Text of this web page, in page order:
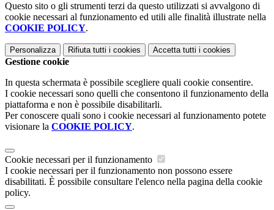
Questo sito o gli strumenti terzi da questo utilizzati si avvalgono di
cookie necessari al funzionamento ed utili alle finalità illustrate nella
COOKIE POLICY.
Personalizza Rifiuta tutti i cookies Accetta tutti i cookies
Gestione cookie
In questa schermata è possibile scegliere quali cookie consentire.
I cookie necessari sono quelli che consentono il funzionamento della
piattaforma e non è possibile disabilitarli.
Per conoscere quali sono i cookie necessari al funzionamento potete
visionare la COOKIE POLICY.
Cookie necessari per il funzionamento
I cookie necessari per il funzionamento non possono essere
disabilitati. È possibile consultare l'elenco nella pagina della cookie
policy.